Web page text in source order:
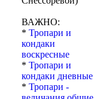
ВАЖНО:
* Тропари и
кондаки
воскресные
* Тропари и
кондаки дневные
* Тропари -